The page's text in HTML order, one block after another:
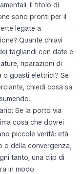
Il titolo di
sono pronti per il
legate a
Quante chiavi
tagliandi con date e
riparazioni di
guasti elettrici? Se
chiedi cosa sa
Se la porto via
cosa che dovrei
piccole verità: età
o della convergenza,
tanto, una clip di
in modo